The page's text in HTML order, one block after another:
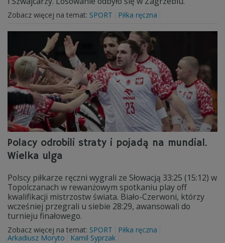
Zobacz więcej na temat: SPORT Piłka ręczna
Polacy odrobili straty i pojadą na mundial.
Wielka ulga
Polscy piłkarze ręczni wygrali ze Słowacją 33:25 (15:12) w
Topolczanach w rewanżowym spotkaniu play off
kwalifikacji mistrzostw świata. Biało-Czerwoni, którzy
wcześniej przegrali u siebie 28:29, awansowali do
turnieju finałowego.
Zobacz więcej na temat: SPORT
Piłka ręczna
Arkadiusz Moryto
Kamil Syprzak